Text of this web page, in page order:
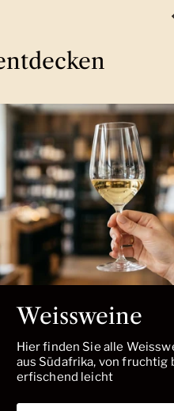
Weissweine
Hier finden Sie alle
aus Südafrika, von fruchtig
erfischend leicht